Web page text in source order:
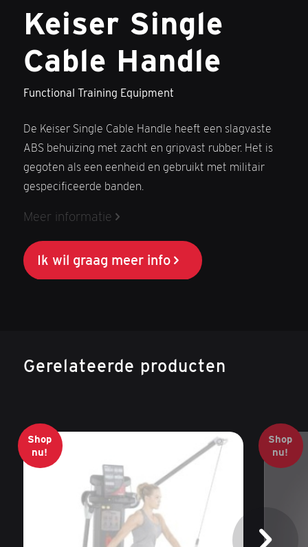
Keiser Single
Cable Handle
Functional Training Equipment
De Keiser Single Cable Handle heeft een slagvaste
ABS behuizing met zacht en gripvast rubber. Het is
gegoten als een eenheid en gebruikt met militair
gespecificeerde banden.
Meer informatie
Ik wil graag meer info
Gerelateerde producten
Shop
nu!
Shop
nu!